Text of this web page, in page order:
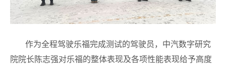
作为全程驾驶乐福完成测试的驾驶员，中汽数字研究
院院长陈志强对乐福的整体表现及各项性能表现给予高度